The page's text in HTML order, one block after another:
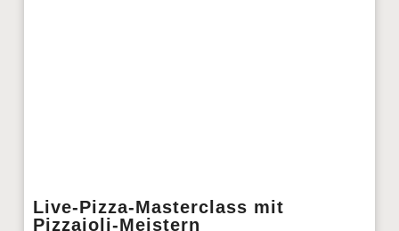
Live-Pizza-Masterclass mit
Pizzaioli-Meistern